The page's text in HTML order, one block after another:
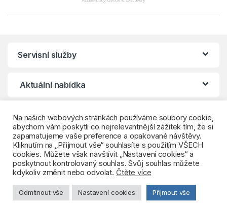
Servisní služby
Aktuální nabídka
Klientské centrum
Máte otázky? Zavolejte nám:
+420 261 009 111
Na našich webových stránkách používáme soubory cookie,
abychom vám poskytli co nejrelevantnější zážitek tím, že si
zapamatujeme vaše preference a opakované návštěvy.
Kliknutím na „Přijmout vše“ souhlasíte s použitím VŠECH
cookies. Můžete však navštívit „Nastavení cookies“ a
poskytnout kontrolovaný souhlas. Svůj souhlas můžete
kdykoliv změnit nebo odvolat. Čtěte více
Odmítnout vše Nastavení cookies Přijmout vše